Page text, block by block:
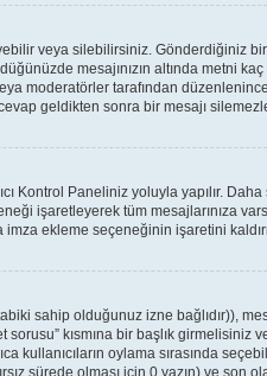
veya silebilirsiniz. Gönderdiğiniz bir
mesajınızın altında metni
moderatörler tarafından
geldikten sonra bir mesajı
Kontrol Paneliniz yoluyla yapılır.
işaretleyerek tüm mesajlarınıza
ekleme seçeneğinin işaretini
sahip olduğunuz izne bağlıdır)),
kısmına bir başlık girmelisiniz
oylama sırasında
sürede olması için 0 yazın) ve son